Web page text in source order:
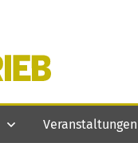
Veranstaltungen